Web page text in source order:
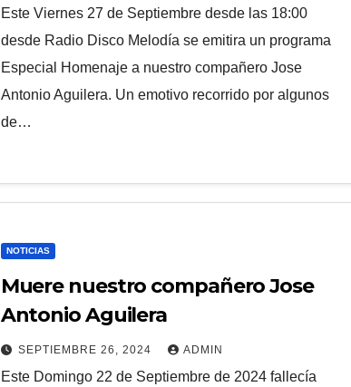
Este Viernes 27 de Septiembre desde las 18:00
desde Radio Disco Melodía se emitira un programa
Especial Homenaje a nuestro compañero Jose
Antonio Aguilera. Un emotivo recorrido por algunos
de…
NOTICIAS
Muere nuestro compañero Jose
Antonio Aguilera
SEPTIEMBRE 26, 2024 ADMIN
Este Domingo 22 de Septiembre de 2024 fallecía